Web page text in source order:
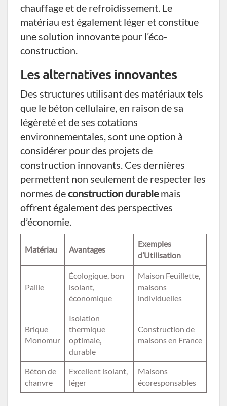
chauffage et de refroidissement. Le
matériau est également léger et constitue
une solution innovante pour l’éco-
construction.
Les alternatives innovantes
Des structures utilisant des matériaux tels
que le béton cellulaire, en raison de sa
légèreté et de ses cotations
environnementales, sont une option à
considérer pour des projets de
construction innovants. Ces dernières
permettent non seulement de respecter les
normes deconstruction durablemais
offrent également des perspectives
d’économie.
Matériau Avantages
Exemples
d’Utilisation
Paille
Écologique, bon
isolant,
économique
Maison Feuillette,
maisons
individuelles
Brique
Monomur
Isolation
thermique
optimale,
durable
Construction de
maisons en France
Béton de
chanvre
Excellent isolant,
léger
Maisons
écoresponsables